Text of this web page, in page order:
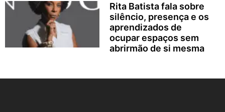
Rita Batista fala sobre
silêncio, presença e os
aprendizados de
ocupar espaços sem
abrirmão de si mesma